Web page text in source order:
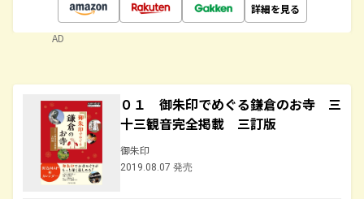
詳細を見る
AD
０１ 御朱印でめぐる鎌倉のお寺 三
十三観音完全掲載 三訂版
御朱印
2019.08.07 発売